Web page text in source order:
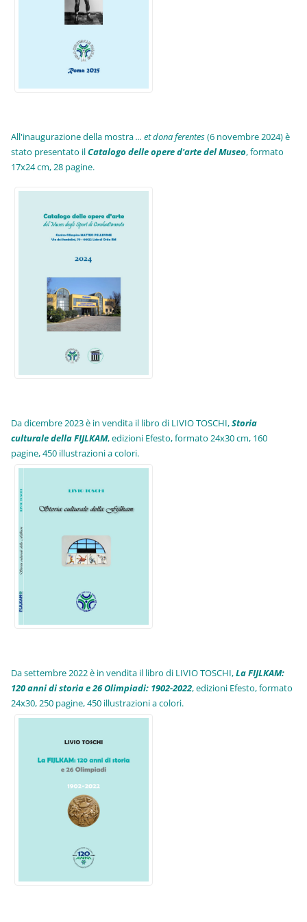
All'inaugurazione della mostra... et dona ferentes(6 novembre 2024) è
stato presentato ilCatalogo delle opere d'arte del Museo, formato
17x24 cm, 28 pagine.
Da dicembre 2023 è in vendita il libro di LIVIO TOSCHI,Storia
culturale della FIJLKAM, edizioni Efesto, formato 24x30 cm, 160
pagine, 450 illustrazioni a colori.
Da settembre 2022 è in vendita il libro di LIVIO TOSCHI,La FIJLKAM:
120 anni di storia e 26 Olimpiadi: 1902-2022, edizioni Efesto, formato
24x30, 250 pagine, 450 illustrazioni a colori.